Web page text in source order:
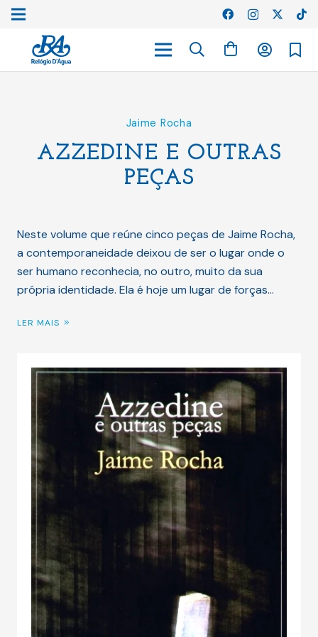
Jaime Rocha
AZZEDINE E OUTRAS
PEÇAS
Neste volume que reúne cinco peças de Jaime Rocha,
a contemporaneidade deixou de ser o lugar onde o
ser humano reconhecia, no outro, muito da sua
própria identidade. Ela é hoje um lugar de forças…
LER MAIS